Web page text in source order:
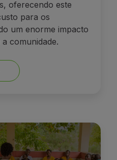
oferecendo este
para os
um enorme impacto
comunidade.